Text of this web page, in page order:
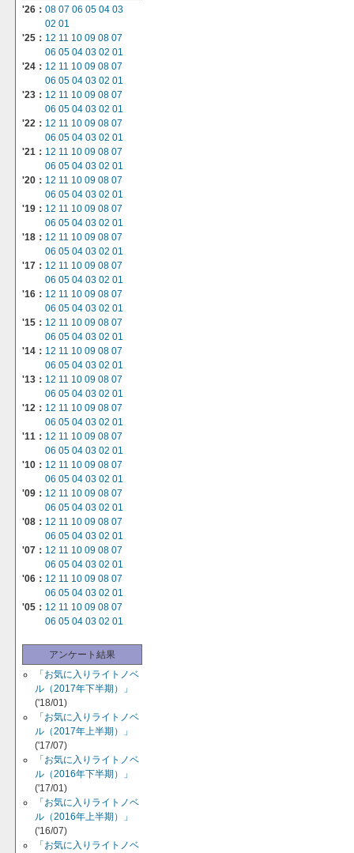
'26： 08 07 06 05 04 03
02 01
'25： 12 11 10 09 08 07
06 05 04 03 02 01
'24： 12 11 10 09 08 07
06 05 04 03 02 01
'23： 12 11 10 09 08 07
06 05 04 03 02 01
'22： 12 11 10 09 08 07
06 05 04 03 02 01
'21： 12 11 10 09 08 07
06 05 04 03 02 01
'20： 12 11 10 09 08 07
06 05 04 03 02 01
'19： 12 11 10 09 08 07
06 05 04 03 02 01
'18： 12 11 10 09 08 07
06 05 04 03 02 01
'17： 12 11 10 09 08 07
06 05 04 03 02 01
'16： 12 11 10 09 08 07
06 05 04 03 02 01
'15： 12 11 10 09 08 07
06 05 04 03 02 01
'14： 12 11 10 09 08 07
06 05 04 03 02 01
'13： 12 11 10 09 08 07
06 05 04 03 02 01
'12： 12 11 10 09 08 07
06 05 04 03 02 01
'11： 12 11 10 09 08 07
06 05 04 03 02 01
'10： 12 11 10 09 08 07
06 05 04 03 02 01
'09： 12 11 10 09 08 07
06 05 04 03 02 01
'08： 12 11 10 09 08 07
06 05 04 03 02 01
'07： 12 11 10 09 08 07
06 05 04 03 02 01
'06： 12 11 10 09 08 07
06 05 04 03 02 01
'05： 12 11 10 09 08 07
06 05 04 03 02 01
アンケート結果
「お気に入りライトノベ
ル（2017年下半期）」
('18/01)
「お気に入りライトノベ
ル（2017年上半期）」
('17/07)
「お気に入りライトノベ
ル（2016年下半期）」
('17/01)
「お気に入りライトノベ
ル（2016年上半期）」
('16/07)
「お気に入りライトノベ